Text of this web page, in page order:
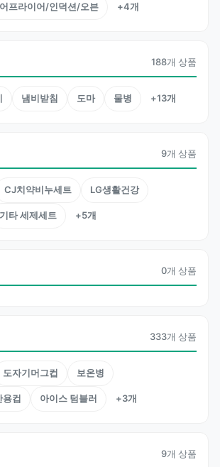
프라이어/인덕션/오븐 +4개
188개 상품
냄비받침 도마 물병 +13개
9개 상품
CJ치약비누세트 LG생활건강
기타 세제세트 +5개
0개 상품
333개 상품
도자기머그컵 보온병
용컵 아이스 텀블러 +3개
9개 상품